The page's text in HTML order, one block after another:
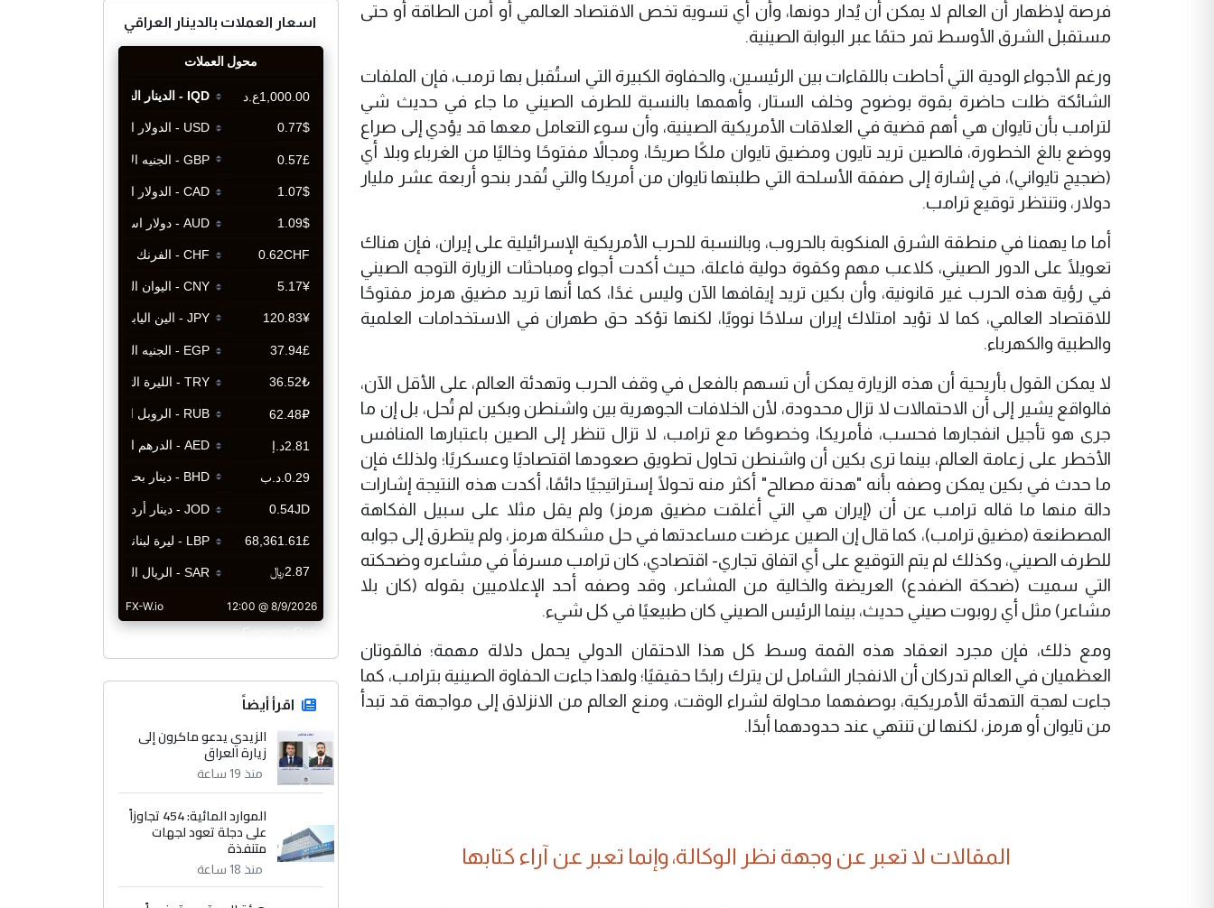
فرصة لإظهار أن العالم لا يمكن أن يُدار دونها، وأن أي تسوية تخص الاقتصاد العالمي أو أمن الطاقة أو حتى
مستقبل الشرق الأوسط تمر حتمًا عبر البوابة الصينية.
ورغم الأجواء الودية التي أحاطت باللقاءات بين الرئيسين، والحفاوة الكبيرة التي استُقبل بها ترمب، فإن الملفات
الشائكة ظلت حاضرة بقوة بوضوح وخلف الستار، وأهمها بالنسبة للطرف الصيني ما جاء في حديث شي
لترامب بأن تايوان هي أهم قضية في العلاقات الأمريكية الصينية، وأن سوء التعامل معها قد يؤدي إلى صراع
ووضع بالغ الخطورة، فالصين تريد تايون ومضيق تايوان ملكًا صريحًا، ومجالاً مفتوحًا وخاليًا من الغرباء وبلا أي
(ضجيج تايواني)، في إشارة إلى صفقة الأسلحة التي طلبتها تايوان من أمريكا والتي تُقدر بنحو أربعة عشر مليار
دولار، وتنتظر توقيع ترامب.
أما ما يهمنا في منطقة الشرق المنكوبة بالحروب، وبالنسبة للحرب الأمريكية الإسرائيلية على إيران، فإن هناك
تعويلًا على الدور الصيني، كلاعب مهم وكقوة دولية فاعلة، حيث أكدت أجواء ومباحثات الزيارة التوجه الصيني
في رؤية هذه الحرب غير قانونية، وأن بكين تريد إيقافها الآن وليس غدًا، كما أنها تريد مضيق هرمز مفتوحًا
للاقتصاد العالمي، كما لا تؤيد امتلاك إيران سلاحًا نوويًا، لكنها تؤكد حق طهران في الاستخدامات العلمية
والطبية والكهرباء.
لا يمكن القول بأريحية أن هذه الزيارة يمكن أن تسهم بالفعل في وقف الحرب وتهدئة العالم، على الأقل الآن،
فالواقع يشير إلى أن الاحتمالات لا تزال محدودة، لأن الخلافات الجوهرية بين واشنطن وبكين لم تُحل، بل إن ما
جرى هو تأجيل انفجارها فحسب، فأمريكا، وخصوصًا مع ترامب، لا تزال تنظر إلى الصين باعتبارها المنافس
الأخطر على زعامة العالم، بينما ترى بكين أن واشنطن تحاول تطويق صعودها اقتصاديًا وعسكريًا؛ ولذلك فإن
ما حدث في بكين يمكن وصفه بأنه "هدنة مصالح" أكثر منه تحولًا إستراتيجيًا دائمًا، أكدت هذه النتيجة إشارات
دالة منها ما قاله ترامب عن أن (إيران هي التي أغلقت مضيق هرمز) ولم يقل مثلا على سبيل الفكاهة
المصطنعة (مضيق ترامب)، كما قال إن الصين عرضت مساعدتها في حل مشكلة هرمز، ولم يتطرق إلى جوابه
للطرف الصيني، وكذلك لم يتم التوقيع على أي اتفاق تجاري- اقتصادي، كان ترامب مسرفاً في مشاعره وضحكته
التي سميت (ضحكة الضفدع) العريضة والخالية من المشاعر، وقد وصفه أحد الإعلاميين بقوله (كان بلا
مشاعر) مثل أي روبوت صيني حديث، بينما الرئيس الصيني كان طبيعيًا في كل شيء.
ومع ذلك، فإن مجرد انعقاد هذه القمة وسط كل هذا الاحتقان الدولي يحمل دلالة مهمة؛ فالقوتان
العظميان في العالم تدركان أن الانفجار الشامل لن يترك رابحًا حقيقيًا؛ ولهذا جاءت الحفاوة الصينية بترامب، كما
جاءت لهجة التهدئة الأمريكية، بوصفهما محاولة لشراء الوقت، ومنع العالم من الانزلاق إلى مواجهة قد تبدأ
من تايوان أو هرمز، لكنها لن تنتهي عند حدودهما أبدًا.
المقالات لا تعبر عن وجهة نظر الوكالة، وإنما تعبر عن آراء كتابها
اسعار العملات بالدينار العراقي
CurrencyRate
اقرأ أيضاً
الزيدي يدعو ماكرون إلى
زيارة العراق
منذ 19 ساعة
الموارد المائية: 454 تجاوزاً
على دجلة تعود لجهات
متنفذة
منذ 18 ساعة